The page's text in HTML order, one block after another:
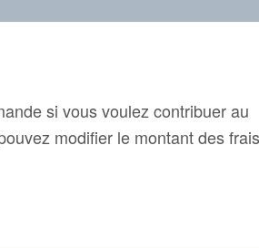
si vous voulez contribuer au
modifier le montant des frais